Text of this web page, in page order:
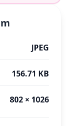
JPEG
156.71 KB
802 × 1026